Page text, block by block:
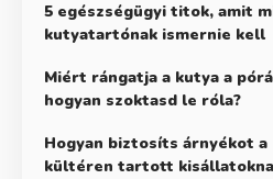
5 egészségügyi titok, amit
kutyatartónak ismernie kell
Miért rángatja a kutya a
hogyan szoktasd le róla?
Hogyan biztosíts árnyékot a
kültéren tartott